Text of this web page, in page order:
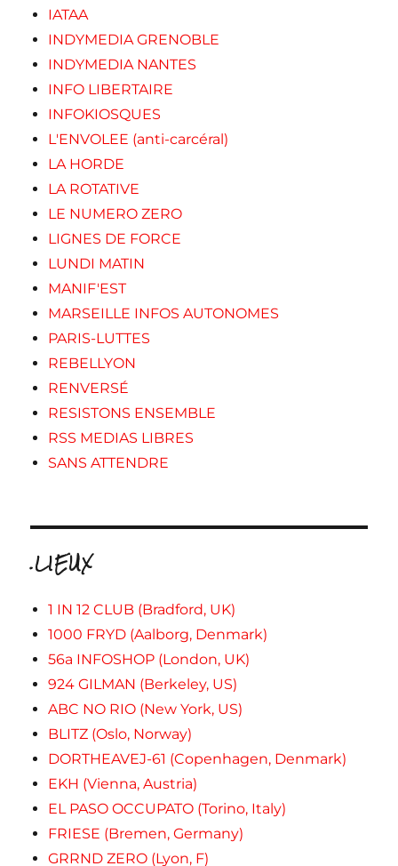
IATAA
INDYMEDIA GRENOBLE
INDYMEDIA NANTES
INFO LIBERTAIRE
INFOKIOSQUES
L'ENVOLEE (anti-carcéral)
LA HORDE
LA ROTATIVE
LE NUMERO ZERO
LIGNES DE FORCE
LUNDI MATIN
MANIF'EST
MARSEILLE INFOS AUTONOMES
PARIS-LUTTES
REBELLYON
RENVERSÉ
RESISTONS ENSEMBLE
RSS MEDIAS LIBRES
SANS ATTENDRE
.LIEUX
1 IN 12 CLUB (Bradford, UK)
1000 FRYD (Aalborg, Denmark)
56a INFOSHOP (London, UK)
924 GILMAN (Berkeley, US)
ABC NO RIO (New York, US)
BLITZ (Oslo, Norway)
DORTHEAVEJ-61 (Copenhagen, Denmark)
EKH (Vienna, Austria)
EL PASO OCCUPATO (Torino, Italy)
FRIESE (Bremen, Germany)
GRRND ZERO (Lyon, F)